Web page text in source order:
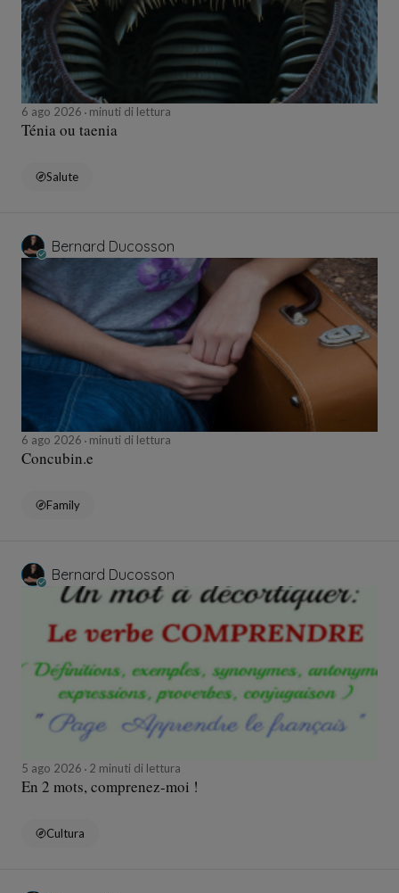
6 ago 2026 minuti di lettura
Ténia ou taenia
Salute
Bernard Ducosson
6 ago 2026 minuti di lettura
Concubin.e
Family
Bernard Ducosson
5 ago 2026 2 minuti di lettura
En 2 mots, comprenez-moi !
Cultura